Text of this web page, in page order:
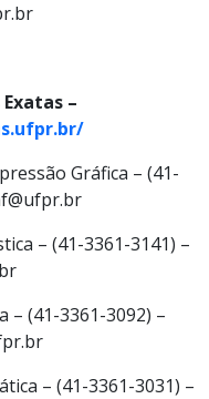
–
Gráfica – (41-
– (41-3361-3141) –
– (41-3361-3092) –
– (41-3361-3031) –